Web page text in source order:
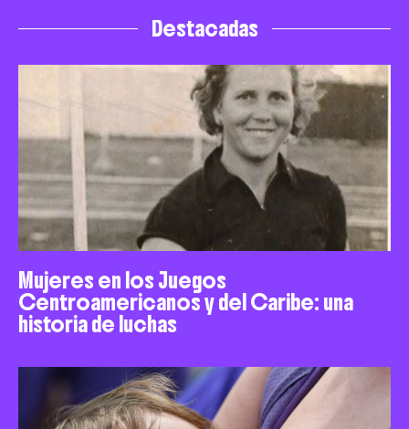
Destacadas
Mujeres en los Juegos
Centroamericanos y del Caribe: una
historia de luchas